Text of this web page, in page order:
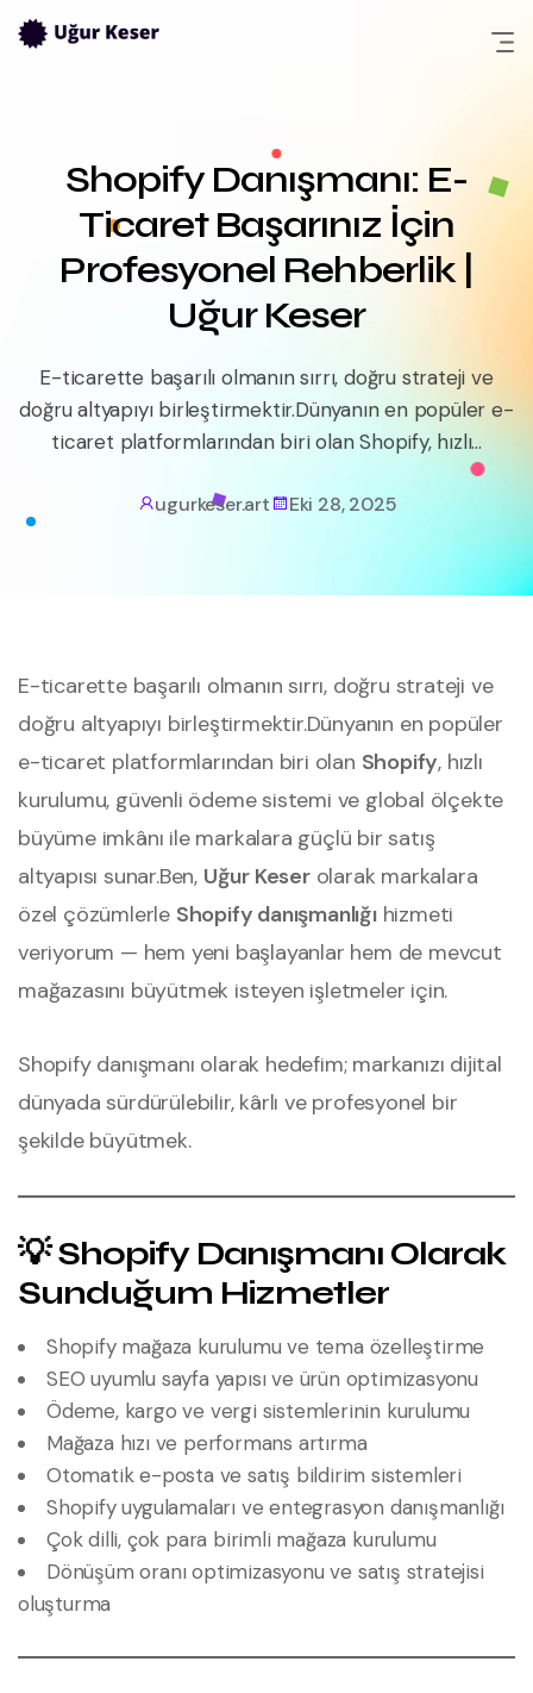
Skip
Shopify Danışmanı: E-
Ticaret Başarınız İçin
Profesyonel Rehberlik |
Uğur Keser
E-ticarette başarılı olmanın sırrı, doğru strateji ve
doğru altyapıyı birleştirmektir.Dünyanın en popüler e-
ticaret platformlarından biri olan Shopify, hızlı...
ugurkeser.art Eki 28, 2025
E-ticarette başarılı olmanın sırrı, doğru strateji ve
doğru altyapıyı birleştirmektir.Dünyanın en popüler
e-ticaret platformlarından biri olan Shopify, hızlı
kurulumu, güvenli ödeme sistemi ve global ölçekte
büyüme imkânı ile markalara güçlü bir satış
altyapısı sunar.Ben, Uğur Keserolarak markalara
özel çözümlerle Shopify danışmanlığıhizmeti
veriyorum — hem yeni başlayanlar hem de mevcut
mağazasını büyütmek isteyen işletmeler için.
Shopify danışmanı olarak hedefim; markanızı dijital
dünyada sürdürülebilir, kârlı ve profesyonel bir
şekilde büyütmek.
💡 Shopify Danışmanı Olarak
Sunduğum Hizmetler
Shopify mağaza kurulumu ve tema özelleştirme
SEO uyumlu sayfa yapısı ve ürün optimizasyonu
Ödeme, kargo ve vergi sistemlerinin kurulumu
Mağaza hızı ve performans artırma
Otomatik e-posta ve satış bildirim sistemleri
Shopify uygulamaları ve entegrasyon danışmanlığı
Çok dilli, çok para birimli mağaza kurulumu
Dönüşüm oranı optimizasyonu ve satış stratejisi
oluşturma